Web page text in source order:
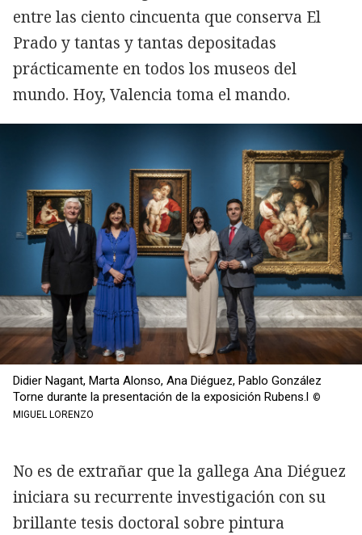
entre las ciento cincuenta que conserva El
Prado y tantas y tantas depositadas
prácticamente en todos los museos del
mundo. Hoy, Valencia toma el mando.
Didier Nagant, Marta Alonso, Ana Diéguez, Pablo González
Torne durante la presentación de la exposición Rubens.l
©
MIGUEL LORENZO
No es de extrañar que la gallega Ana Diéguez
iniciara su recurrente investigación con su
brillante tesis doctoral sobre pintura